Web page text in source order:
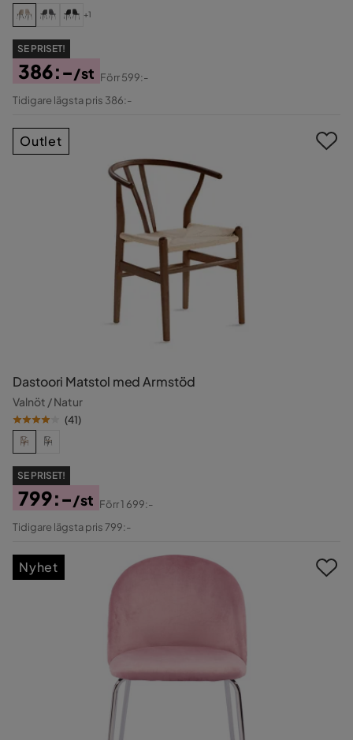
+1
SE PRISET!
Pris
386:-/st
Original
Förr599:-
Tidigare lägsta pris 386:-
Dastoori Matstol med Armstöd
Valnöt / Natur
(41)
SE PRISET!
Pris
799:-/st
Original
Förr1 699:-
Tidigare lägsta pris 799:-
Outlet
Nyhet